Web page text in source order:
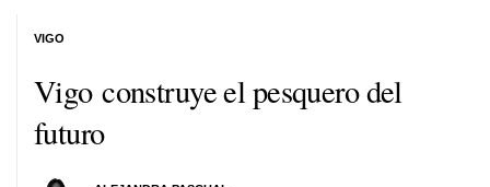
Vigo construye el pesquero del
futuro
VIGO